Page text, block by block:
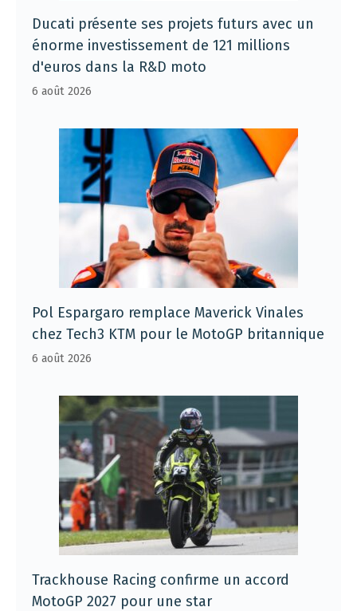
Ducati présente ses projets futurs avec un
énorme investissement de 121 millions
d'euros dans la R&D moto
6 août 2026
Pol Espargaro remplace Maverick Vinales
chez Tech3 KTM pour le MotoGP britannique
6 août 2026
Trackhouse Racing confirme un accord
MotoGP 2027 pour une star